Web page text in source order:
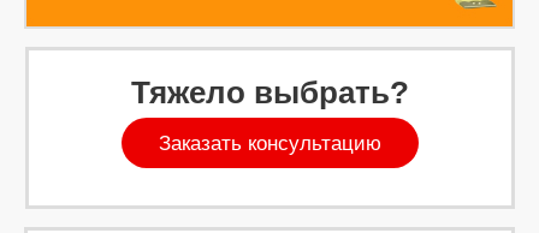
Тяжело выбрать?
Заказать консультацию